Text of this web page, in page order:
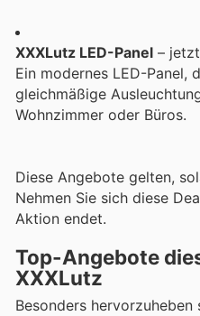
XXXLutz LED-Panel –
Ein modernes LED-Panel,
gleichmäßige
Wohnzimmer oder Büros.
Diese Angebote gelten,
Nehmen Sie sich diese
Aktion endet.
Top-Angebote
XXXLutz
Besonders hervorzuheben